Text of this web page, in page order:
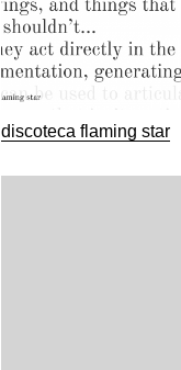
discoteca flaming star